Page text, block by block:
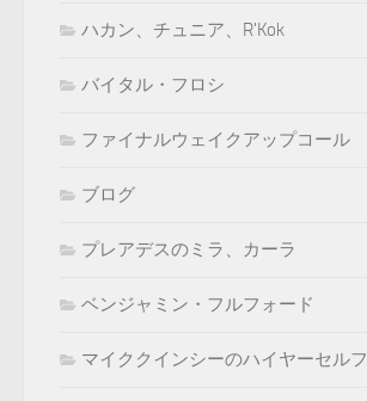
ハカン、チュニア、R'Kok
バイタル・フロシ
ファイナルウェイクアップコール
ブログ
プレアデスのミラ、カーラ
ベンジャミン・フルフォード
マイククインシーのハイヤーセルフ